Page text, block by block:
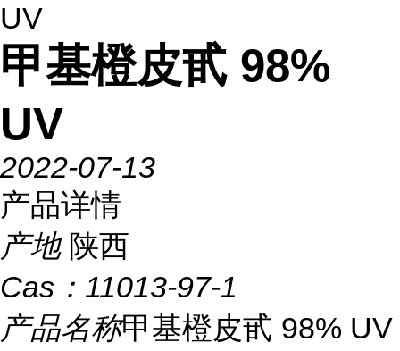
UV
甲基橙皮甙 98%
UV
2022-07-13
产品详情
产地 陕西
Cas： 11013-97-1
产品名称甲基橙皮甙 98% UV